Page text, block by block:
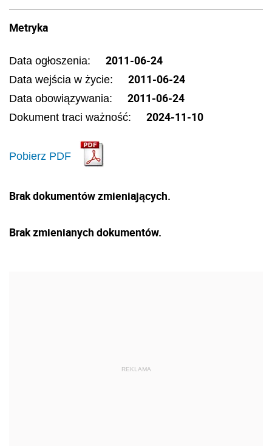
Metryka
Data ogłoszenia: 2011-06-24
Data wejścia w życie: 2011-06-24
Data obowiązywania: 2011-06-24
Dokument traci ważność: 2024-11-10
Pobierz PDF
Brak dokumentów zmieniających.
Brak zmienianych dokumentów.